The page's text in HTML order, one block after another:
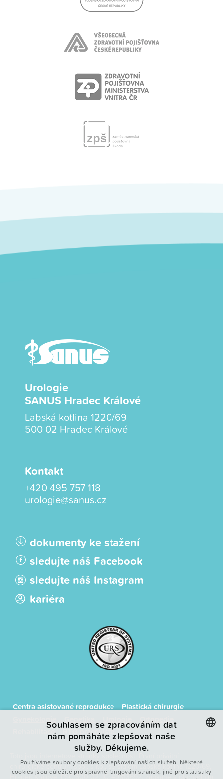
Urologie
SANUS Hradec Králové
Labská kotlina 1220/69
500 02 Hradec Králové
Kontakt
+420 495 757 118
urologie@sanus.cz
dokumenty ke stažení
sledujte náš Facebook
sledujte náš Instagram
kariéra
Centra asistované reprodukce
Plastická chirurgie
Ortopedie
Rehabilitace
RTG pracoviště
Toto jsou internetové stránky společnosti První privátní
chirurgické centrum spol. s r.o., se sídlem Labská kotlina 1220/69,
Hradec Králové, PSČ 500 02, IČ: 49813692, zapsané v obchodním
ENGLISH
Souhlasem se zpracováním dat
nám pomáháte zlepšovat naše
služby. Děkujeme.
Používáme soubory cookies k zlepšování našich služeb. Některé
cookies jsou důležité pro správné fungování stránek, jiné pro statistiky